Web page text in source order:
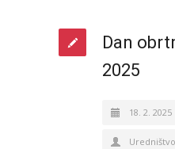
Dan
2025
18. 2. 2025